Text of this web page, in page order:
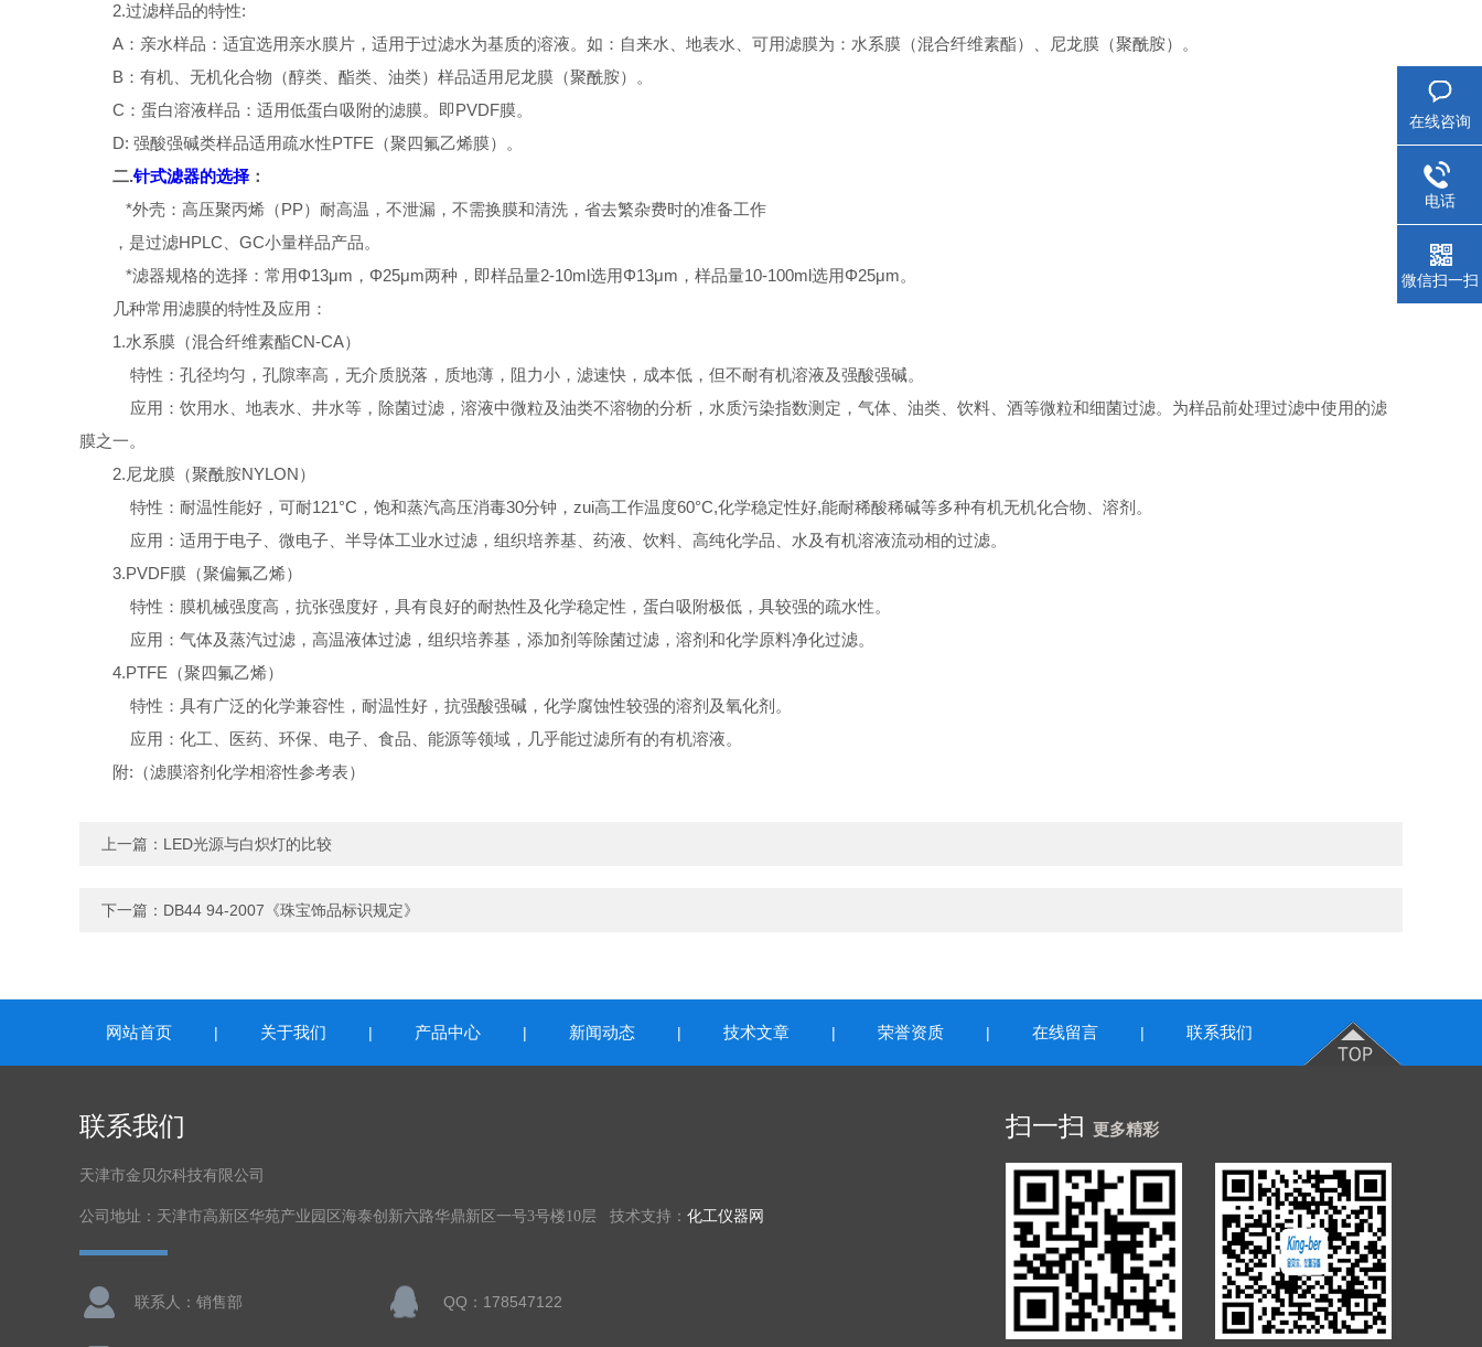
2.过滤样品的特性:
A：亲水样品：适宜选用亲水膜片，适用于过滤水为基质的溶液。如：自来水、地表水、可用滤膜为：水系膜（混合纤维素酯）、尼龙膜（聚酰胺）。
B：有机、无机化合物（醇类、酯类、油类）样品适用尼龙膜（聚酰胺）。
C：蛋白溶液样品：适用低蛋白吸附的滤膜。即PVDF膜。
D: 强酸强碱类样品适用疏水性PTFE（聚四氟乙烯膜）。
二.针式滤器的选择 ：
*外壳：高压聚丙烯（PP）耐高温，不泄漏，不需换膜和清洗，省去繁杂费时的准备工作
，是过滤HPLC、GC小量样品产品。
*滤器规格的选择：常用Φ13μm， Φ25μm两种，即样品量2-10ml选用Φ13μm，样品量10-100ml选用Φ25μm。
几种常用滤膜的特性及应用：
1.水系膜（混合纤维素酯CN-CA）
特性：孔径均匀，孔隙率高，无介质脱落，质地薄，阻力小，滤速快，成本低，但不耐有机溶液及强酸强碱。
应用：饮用水、地表水、井水等，除菌过滤，溶液中微粒及油类不溶物的分析，水质污染指数测定，气体、油类、饮料、酒等微粒和细菌过滤。为样品前处理过滤中使用的滤
膜之一。
2.尼龙膜（聚酰胺NYLON）
特性：耐温性能好，可耐121°C，饱和蒸汽高压消毒30分钟，zui高工作温度60°C,化学稳定性好,能耐稀酸稀碱等多种有机无机化合物、溶剂。
应用：适用于电子、微电子、半导体工业水过滤，组织培养基、药液、饮料、高纯化学品、水及有机溶液流动相的过滤。
3.PVDF膜（聚偏氟乙烯）
特性：膜机械强度高，抗张强度好，具有良好的耐热性及化学稳定性，蛋白吸附极低，具较强的疏水性。
应用：气体及蒸汽过滤，高温液体过滤，组织培养基，添加剂等除菌过滤，溶剂和化学原料净化过滤。
4.PTFE（聚四氟乙烯）
特性：具有广泛的化学兼容性，耐温性好，抗强酸强碱，化学腐蚀性较强的溶剂及氧化剂。
应用：化工、医药、环保、电子、食品、能源等领域，几乎能过滤所有的有机溶液。
附:（滤膜溶剂化学相溶性参考表）
上一篇： LED光源与白炽灯的比较
下一篇： DB44 94-2007《珠宝饰品标识规定》
网站首页 | 关于我们 | 产品中心 | 新闻动态 | 技术文章 | 荣誉资质 | 在线留言 | 联系我们
联系我们
天津市金贝尔科技有限公司
公司地址：天津市高新区华苑产业园区海泰创新六路华鼎新区一号3号楼10层 技术支持： 化工仪器网
联系人：销售部 QQ：178547122
扫一扫 更多精彩
在线咨询
电话
微信扫一扫